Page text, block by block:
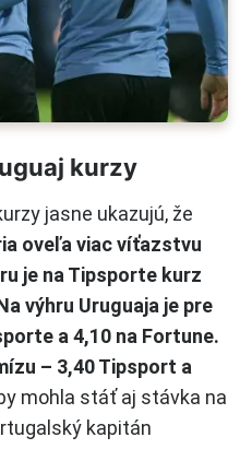
kurzy
jasne ukazujú, že
oveľa viac víťazstvu
je na Tipsporte kurz
výhru Uruguaja je pre
a 4,10 na Fortune.
– 3,40 Tipsport a
mohla stáť aj stávka na
kapitán